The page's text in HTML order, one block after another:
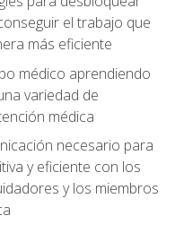
el trabajo que
más eficiente
médico aprendiendo
variedad de
médica
necesario para
y eficiente con los
y los miembros